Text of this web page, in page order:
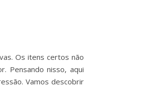
Os itens certos não
Pensando nisso, aqui
Vamos descobrir